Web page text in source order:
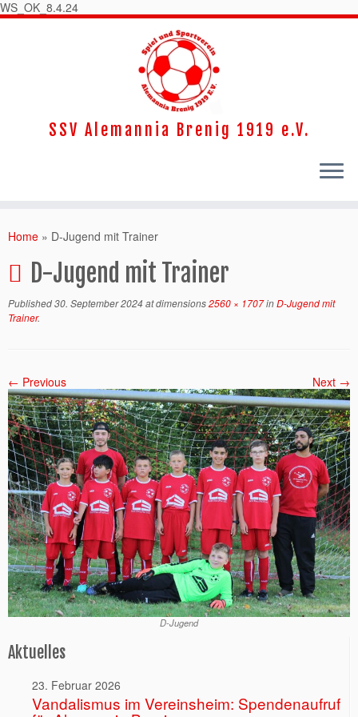
WS_OK_8.4.24
SSV Alemannia Brenig 1919 e.V.
Home » D-Jugend mit Trainer
D-Jugend mit Trainer
Published30. September 2024at dimensions2560 × 1707inD-Jugend mit
Trainer.
← Previous Next →
D-Jugend
Aktuelles
23. Februar 2026
Vandalismus im Vereinsheim: Spendenaufruf